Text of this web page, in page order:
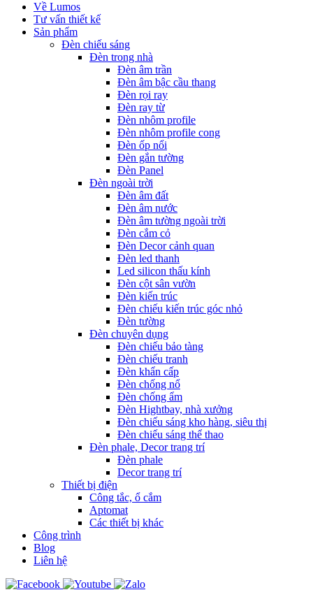
Về Lumos
Tư vấn thiết kế
Sản phẩm
Đèn chiếu sáng
Đèn trong nhà
Đèn âm trần
Đèn âm bậc cầu thang
Đèn rọi ray
Đèn ray từ
Đèn nhôm profile
Đèn nhôm profile cong
Đèn ốp nổi
Đèn gắn tường
Đèn Panel
Đèn ngoài trời
Đèn âm đất
Đèn âm nước
Đèn âm tường ngoài trời
Đèn cắm cỏ
Đèn Decor cảnh quan
Đèn led thanh
Led silicon thấu kính
Đèn cột sân vườn
Đèn kiến trúc
Đèn chiếu kiến trúc góc nhỏ
Đèn tường
Đèn chuyên dụng
Đèn chiếu bảo tàng
Đèn chiếu tranh
Đèn khẩn cấp
Đèn chống nổ
Đèn chống ẩm
Đèn Hightbay, nhà xưởng
Đèn chiếu sáng kho hàng, siêu thị
Đèn chiếu sáng thể thao
Đèn phale, Decor trang trí
Đèn phale
Decor trang trí
Thiết bị điện
Công tắc, ổ cắm
Aptomat
Các thiết bị khác
Công trình
Blog
Liên hệ